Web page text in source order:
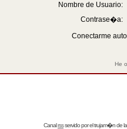
Nombre de Usuario:
Contrase�a:
Conectarme
He
Canalrssservido por eltrujam�nde